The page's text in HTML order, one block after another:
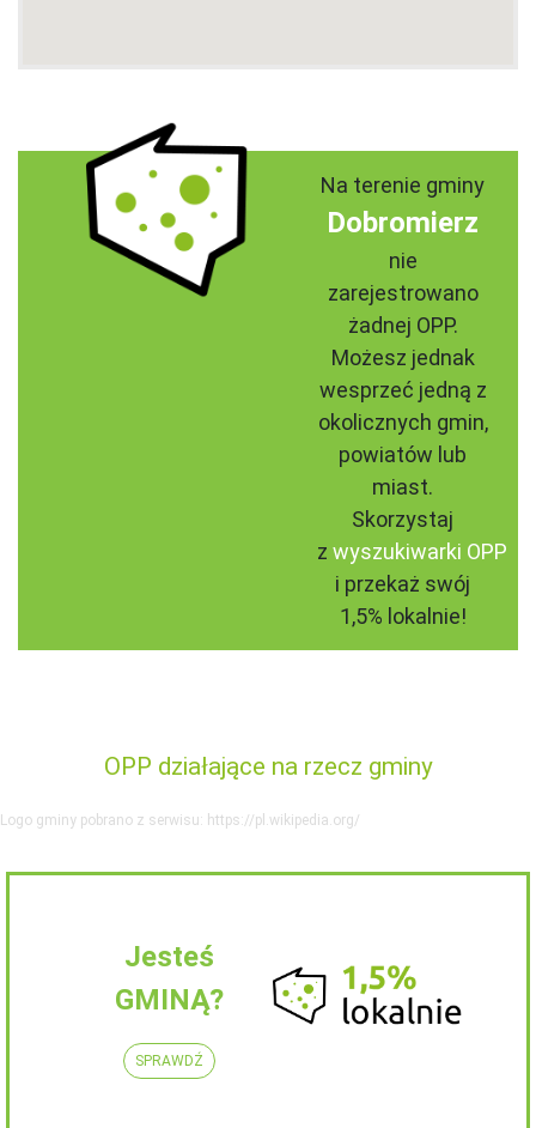
Na terenie gminy
Dobromierz
nie
zarejestrowano
żadnej OPP.
Możesz jednak
wesprzeć jedną z
okolicznych gmin,
powiatów lub
miast.
Skorzystaj
z wyszukiwarki OPP
i przekaż swój
1,5% lokalnie!
OPP działające na rzecz gminy
Logo gminy pobrano z serwisu: https://pl.wikipedia.org/
Jesteś
GMINĄ?
SPRAWDŹ